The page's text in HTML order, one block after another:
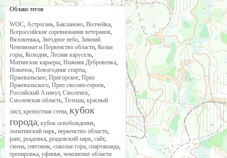
Облако тегов
WOC, Астрогань, Бакланово, Волчейка,
Всероссийские соревнования ветеранов,
Вязовенька, Звёздное небо, Зимний
Чемпионат и Первенство области, Козьи
горы, Колодня, Лесная карусель,
Митинские карьеры, Нижняя Дубровенка,
Новичок, Новогодние старты,
Пржевальское, Пригорское, Приз
Пржевальского, Приз смолян-героев,
Российский Азимут, Смоленск,
Смоленская область, Телеши, красный
лист, крепостная стена, кубок
города, кубок освобождения,
лопатинский парк, первенство области,
ранг, реадовка, реадовский парк, сайт,
смена, снеговик, соколья гора, спартакиада,
тренировка, уфинья, чемпионат области